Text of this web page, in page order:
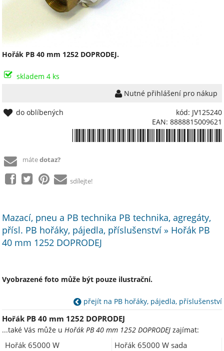
Hořák PB 40 mm 1252 DOPRODEJ.
skladem 4 ks
Nutné přihlášení pro nákup
kód: JV125240
EAN: 8888815009621
do oblíbených
mátedotaz?
sdílejte!
Mazací, pneu a PB technika PB technika, agregáty,
přísl. PB hořáky, pájedla, příslušenství » Hořák PB
40 mm 1252 DOPRODEJ
Vyobrazené foto může být pouze ilustrační.
přejít na PB hořáky, pájedla, příslušenství
Hořák PB 40 mm 1252 DOPRODEJ
...také Vás může uHořák PB 40 mm 1252 DOPRODEJ zajímat:
Hořák 65000 W Hořák 65000 W sada